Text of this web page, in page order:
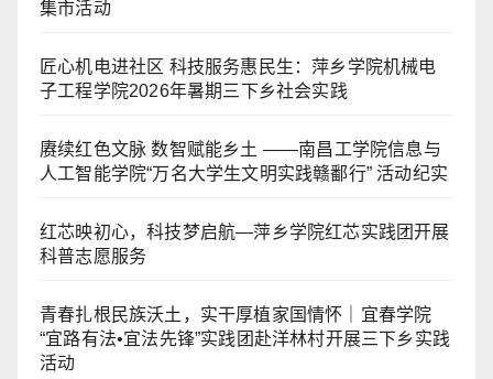
集市活动
匠心机电进社区 科技服务惠民生：萍乡学院机械电
子工程学院2026年暑期三下乡社会实践
赓续红色文脉 数智赋能乡土 ——南昌工学院信息与
人工智能学院“万名大学生文明实践赣鄱行” 活动纪实
红芯映初心，科技梦启航—萍乡学院红芯实践团开展
科普志愿服务
青春扎根民族沃土，实干厚植家国情怀｜宜春学院
“宜路有法•宜法先锋”实践团赴洋林村开展三下乡实践
活动